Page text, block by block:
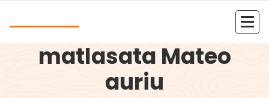
Rucsac din piele
matlasata Mateo
auriu